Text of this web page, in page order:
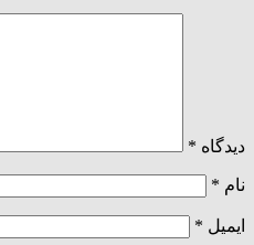
دیدگاه *
نام *
ایمیل *